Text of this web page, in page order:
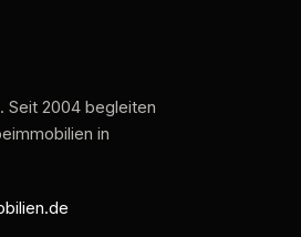
. Seit 2004 begleiten
in